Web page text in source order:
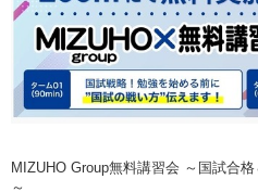
MIZUHO Group無料講習会 ～国試合
～